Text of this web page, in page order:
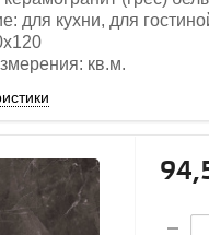
для кухни, для
кв.м.